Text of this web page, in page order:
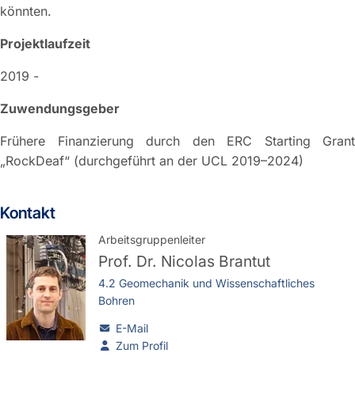
könnten.
Projektlaufzeit
2019 -
Zuwendungsgeber
Frühere Finanzierung durch den ERC Starting Grant
„RockDeaf“ (durchgeführt an der UCL 2019–2024)
Kontakt
Arbeitsgruppenleiter
Prof. Dr. Nicolas Brantut
4.2 Geomechanik und Wissenschaftliches
Bohren
E-Mail
Zum Profil